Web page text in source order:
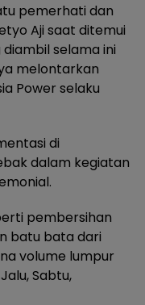
pemerhati dan
Aji saat ditemui
selama ini
melontarkan
Power selaku
di
dalam kegiatan
pembersihan
batu bata dari
volume lumpur
Sabtu,